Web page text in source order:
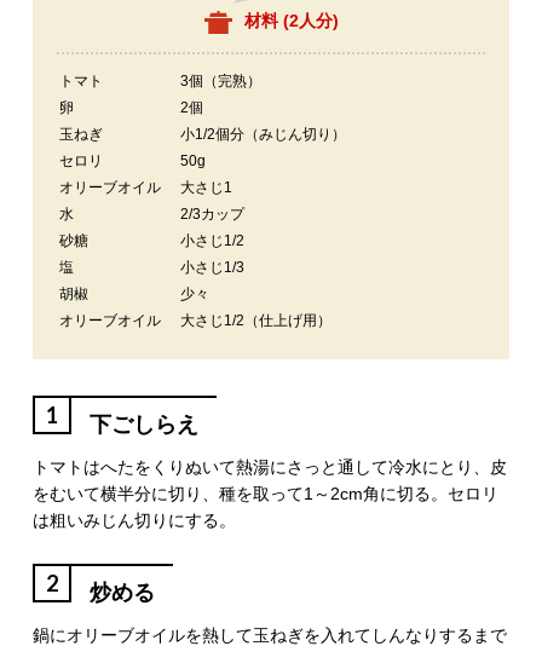
材料 (2人分)
トマト
3個（完熟）
卵
2個
玉ねぎ
小1/2個分（みじん切り）
セロリ
50g
オリーブオイル
大さじ1
水
2/3カップ
砂糖
小さじ1/2
塩
小さじ1/3
胡椒
少々
オリーブオイル
大さじ1/2（仕上げ用）
1 下ごしらえ
トマトはへたをくりぬいて熱湯にさっと通して冷水にとり、皮
をむいて横半分に切り、種を取って1～2cm角に切る。セロリ
は粗いみじん切りにする。
2 炒める
鍋にオリーブオイルを熱して玉ねぎを入れてしんなりするまで